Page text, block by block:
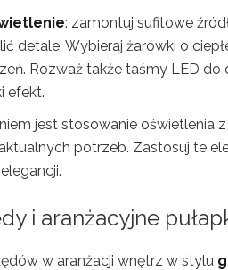
: zamontuj sufitowe
detale. Wybieraj żarówki o
Rozważ także taśmy LED
efekt.
jest stosowanie oświetlenia
potrzeb. Zastosuj te
i aranżacyjne
w aranżacji wnętrz w stylu